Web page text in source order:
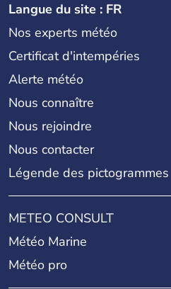
Langue du site : FR
Nos experts météo
Certificat d'intempéries
Alerte météo
Nous connaître
Nous rejoindre
Nous contacter
Légende des pictogrammes
METEO CONSULT
Météo Marine
Météo pro